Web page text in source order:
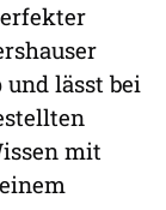
lässt bei
mit